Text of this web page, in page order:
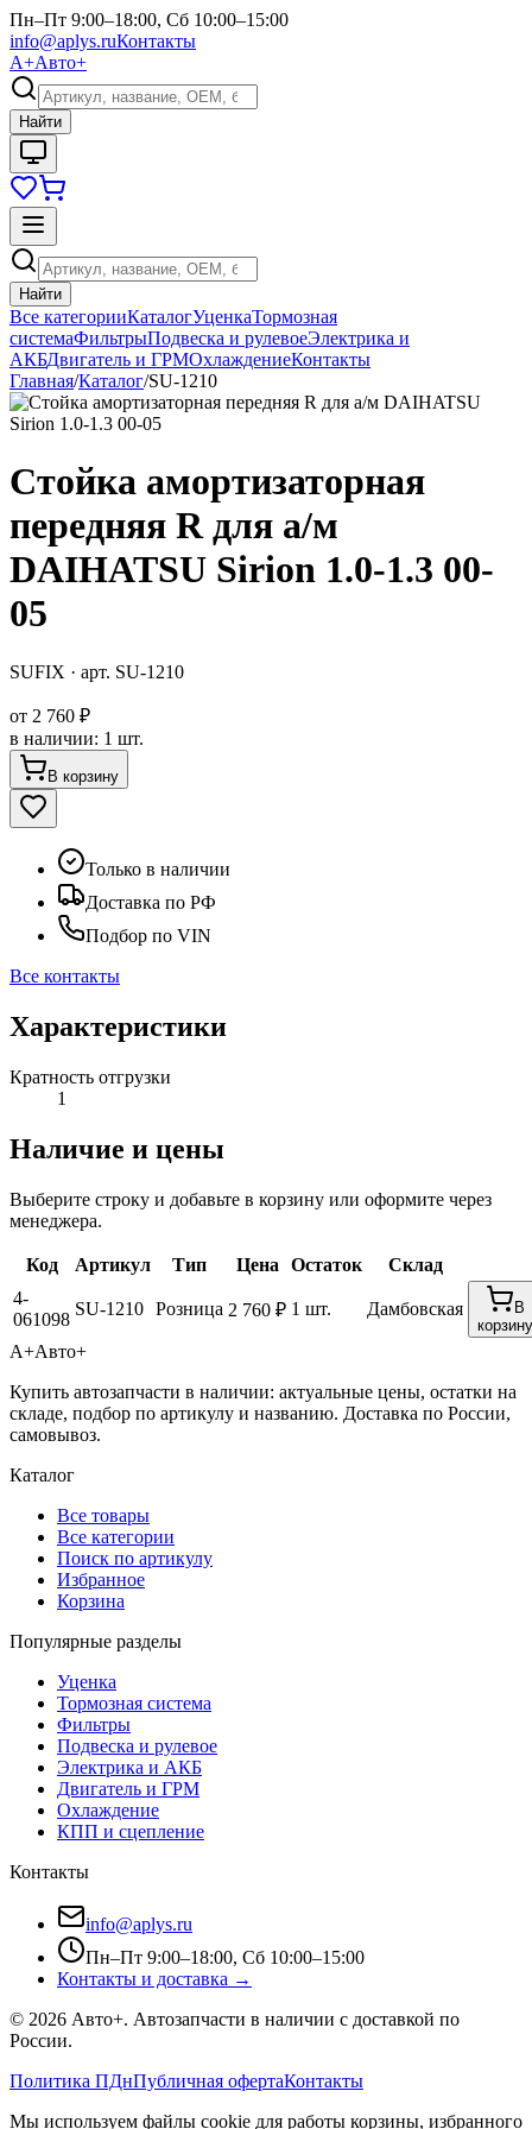
Пн–Пт 9:00–18:00, Сб 10:00–15:00
info@aplys.ruКонтакты
А+Авто+
Найти
Найти
Все категорииКаталогУценкаТормозная
системаФильтрыПодвеска и рулевоеЭлектрика и
АКБДвигатель и ГРМОхлаждениеКонтакты
Главная/Каталог/SU-1210
Стойка амортизаторная
передняя R для а/м
DAIHATSU Sirion 1.0-1.3 00-
05
SUFIX · арт. SU-1210
от 2 760 ₽
в наличии: 1 шт.
В корзину
Только в наличии
Доставка по РФ
Подбор по VIN
Все контакты
Характеристики
Кратность отгрузки
1
Наличие и цены
Выберите строку и добавьте в корзину или оформите через
менеджера.
Код Артикул Тип Цена Остаток
Склад
4-
061098
SU-1210 Розница 2 760 ₽ 1 шт. Дамбовская
В
корзину
А+Авто+
Купить автозапчасти в наличии: актуальные цены, остатки на
складе, подбор по артикулу и названию. Доставка по России,
самовывоз.
Каталог
Все товары
Все категории
Поиск по артикулу
Избранное
Корзина
Популярные разделы
Уценка
Тормозная система
Фильтры
Подвеска и рулевое
Электрика и АКБ
Двигатель и ГРМ
Охлаждение
КПП и сцепление
Контакты
info@aplys.ru
Пн–Пт 9:00–18:00, Сб 10:00–15:00
Контакты и доставка →
© 2026 Авто+. Автозапчасти в наличии с доставкой по
России.
Политика ПДнПубличная офертаКонтакты
Мы используем файлы cookie для работы корзины, избранного